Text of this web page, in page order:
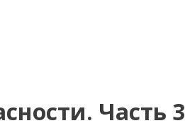
Часть 3